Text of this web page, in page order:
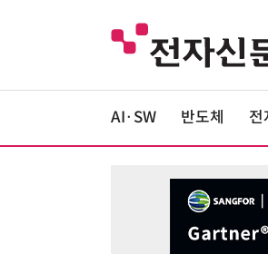
AI·SW 반도체 전